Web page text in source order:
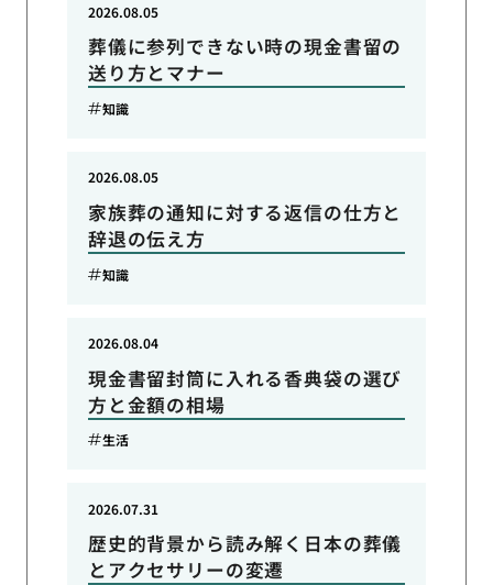
葬儀に参列できない時の現金書留の
送り方とマナー
2026.08.05
知識
家族葬の通知に対する返信の仕方と
辞退の伝え方
2026.08.05
知識
現金書留封筒に入れる香典袋の選び
方と金額の相場
2026.08.04
生活
歴史的背景から読み解く日本の葬儀
とアクセサリーの変遷
2026.07.31